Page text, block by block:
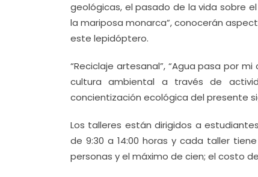
geológicas, el pasado de la vida sobre
la mariposa monarca”, conocerán
este lepidóptero.
“Reciclaje artesanal”, “Agua pasa por
cultura ambiental a través de
concientización ecológica del presente
Los talleres están dirigidos a
de 9:30 a 14:00 horas y cada taller
personas y el máximo de cien; el costo